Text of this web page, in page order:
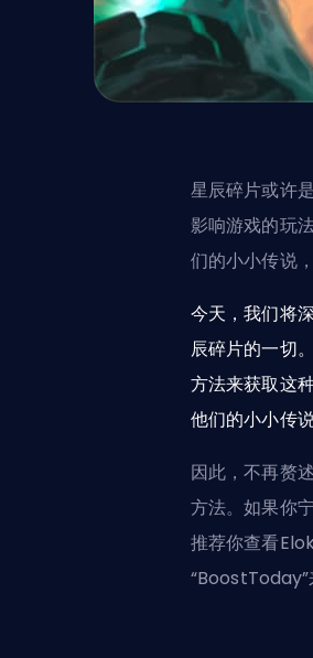
星辰碎片或许
影响游戏的玩
们的小小传说
今天，我们将
辰碎片的一切
方法来获取这
他们的小小传说
因此，不再赘
方法。如果你
推荐你查看
“BoostToday”